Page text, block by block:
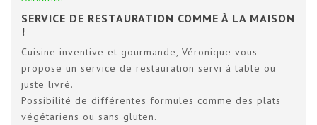
SERVICE DE RESTAURATION COMME À LA MAISON
!
Cuisine inventive et gourmande, Véronique vous
propose un service de restauration servi à table ou
juste livré.
Possibilité de différentes formules comme des plats
végétariens ou sans gluten.